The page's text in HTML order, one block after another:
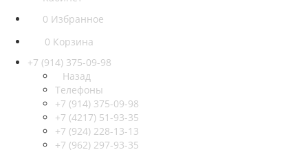
0 Избранное
0 Корзина
+7 (914) 375-09-98
Назад
Телефоны
+7 (914) 375-09-98
+7 (4217) 51-93-35
+7 (924) 228-13-13
+7 (962) 297-93-35